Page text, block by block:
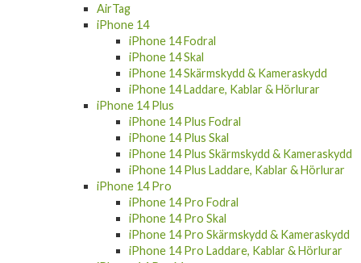
AirTag
iPhone 14
iPhone 14 Fodral
iPhone 14 Skal
iPhone 14 Skärmskydd & Kameraskydd
iPhone 14 Laddare, Kablar & Hörlurar
iPhone 14 Plus
iPhone 14 Plus Fodral
iPhone 14 Plus Skal
iPhone 14 Plus Skärmskydd & Kameraskydd
iPhone 14 Plus Laddare, Kablar & Hörlurar
iPhone 14 Pro
iPhone 14 Pro Fodral
iPhone 14 Pro Skal
iPhone 14 Pro Skärmskydd & Kameraskydd
iPhone 14 Pro Laddare, Kablar & Hörlurar